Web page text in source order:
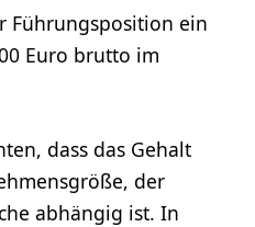
Führungsposition ein
Euro brutto im
dass das Gehalt
der
abhängig ist. In